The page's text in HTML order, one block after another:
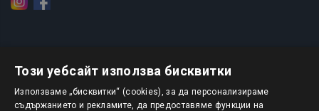
БЮЛЕТИН
Този уебсайт използва бисквитки
Използваме „бисквитки“ (cookies), за да персонализираме
съдържанието и рекламите, да предоставяме функции на